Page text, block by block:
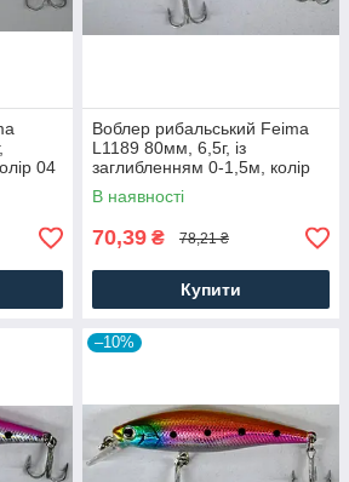
04
Воблер рибальський Feima
L1189 80мм, 6,5г, із
заглибленням 0-1,5м, колір
05
В наявності
70,39 ₴ 78,21 ₴
Купити
–10%